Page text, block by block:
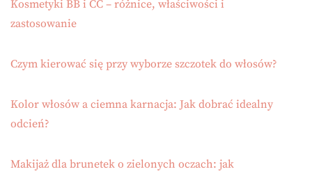
Kosmetyki BB i CC – różnice, właściwości i
zastosowanie
Czym kierować się przy wyborze szczotek do włosów?
Kolor włosów a ciemna karnacja: Jak dobrać idealny
odcień?
Makijaż dla brunetek o zielonych oczach: jak